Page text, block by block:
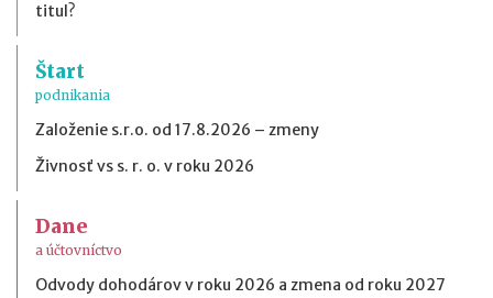
titul?
Štart
podnikania
Založenie s.r.o. od 17.8.2026 – zmeny
Živnosť vs s. r. o. v roku 2026
Dane
a účtovníctvo
Odvody dohodárov v roku 2026 a zmena od roku 2027